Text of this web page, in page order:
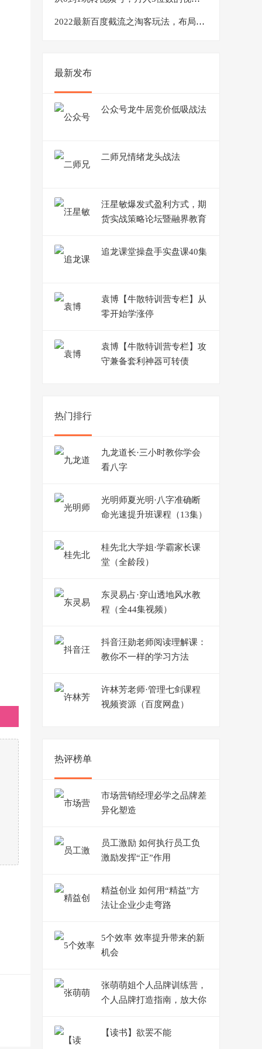
2022最新百度截流之淘客玩法，布局流量一单利润可达300+【视频课程】
最新发布
公众号龙牛居竞价低吸战法
二师兄情绪龙头战法
汪星敏爆发式盈利方式，期
货实战策略论坛暨融界教育
追龙课堂操盘手实盘课40集
袁博【牛散特训营专栏】从
零开始学涨停
袁博【牛散特训营专栏】攻
守兼备套利神器可转债
热门排行
九龙道长·三小时教你学会
看八字
光明师夏光明·八字准确断
命光速提升班课程（13集）
桂先北大学姐·学霸家长课
堂（全龄段）
东灵易占·穿山透地风水教
程（全44集视频）
抖音汪勋老师阅读理解课：
教你不一样的学习方法
许林芳老师·管理七剑课程
视频资源（百度网盘）
热评榜单
市场营销经理必学之品牌差
异化塑造
员工激励 如何执行员工负
激励发挥“正”作用
精益创业 如何用“精益”方
法让企业少走弯路
5个效率 效率提升带来的新
机会
张萌萌姐个人品牌训练营，
个人品牌打造指南，放大你
【读书】欲罢不能